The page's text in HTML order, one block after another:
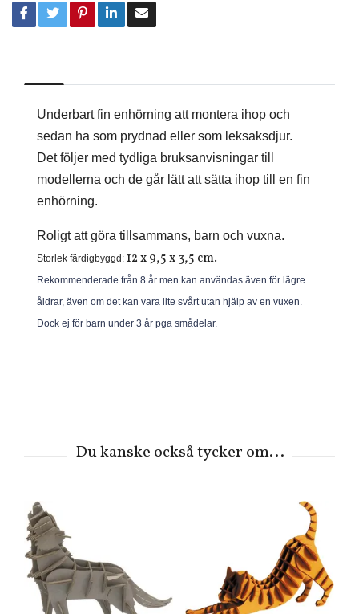
Underbart fin enhörning att montera ihop och
sedan ha som prydnad eller som leksaksdjur.
Det följer med tydliga bruksanvisningar till
modellerna och de går lätt att sätta ihop till en fin
enhörning.
Roligt att göra tillsammans, barn och vuxna.
Storlek färdigbyggd: 12 x 9,5 x 3,5 cm.
Rekommenderade från 8 år men kan användas även för lägre
åldrar, även om det kan vara lite svårt utan hjälp av en vuxen.
Dock ej för barn under 3 år pga smådelar.